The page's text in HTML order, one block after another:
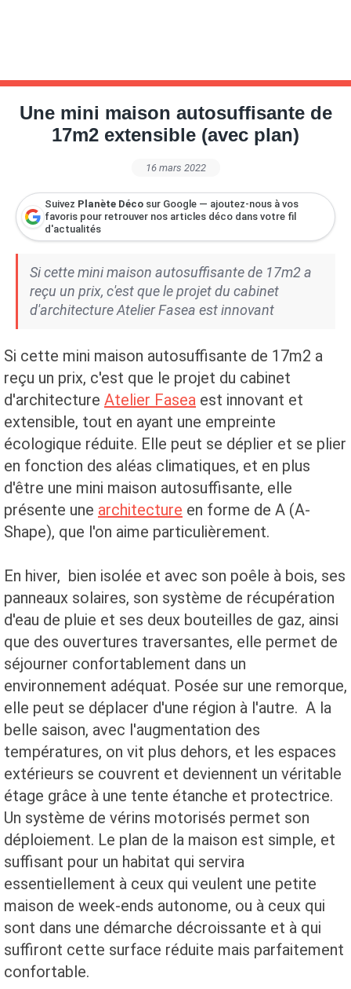
Une mini maison autosuffisante de
17m2 extensible (avec plan)
16 mars 2022
Suivez Planète Déco sur Google — ajoutez-nous à vos
favoris pour retrouver nos articles déco dans votre fil
d'actualités
Si cette mini maison autosuffisante de 17m2 a
reçu un prix, c'est que le projet du cabinet
d'architecture Atelier Fasea est innovant
Si cette mini maison autosuffisante de 17m2 a
reçu un prix, c'est que le projet du cabinet
d'architecture Atelier Fasea est innovant et
extensible, tout en ayant une empreinte
écologique réduite. Elle peut se déplier et se plier
en fonction des aléas climatiques, et en plus
d'être une mini maison autosuffisante, elle
présente une architecture en forme de A (A-
Shape), que l'on aime particulièrement.
En hiver, bien isolée et avec son poêle à bois, ses
panneaux solaires, son système de récupération
d'eau de pluie et ses deux bouteilles de gaz, ainsi
que des ouvertures traversantes, elle permet de
séjourner confortablement dans un
environnement adéquat. Posée sur une remorque,
elle peut se déplacer d'une région à l'autre. A la
belle saison, avec l'augmentation des
températures, on vit plus dehors, et les espaces
extérieurs se couvrent et deviennent un véritable
étage grâce à une tente étanche et protectrice.
Un système de vérins motorisés permet son
déploiement. Le plan de la maison est simple, et
suffisant pour un habitat qui servira
essentiellement à ceux qui veulent une petite
maison de week-ends autonome, ou à ceux qui
sont dans une démarche décroissante et à qui
suffiront cette surface réduite mais parfaitement
confortable.